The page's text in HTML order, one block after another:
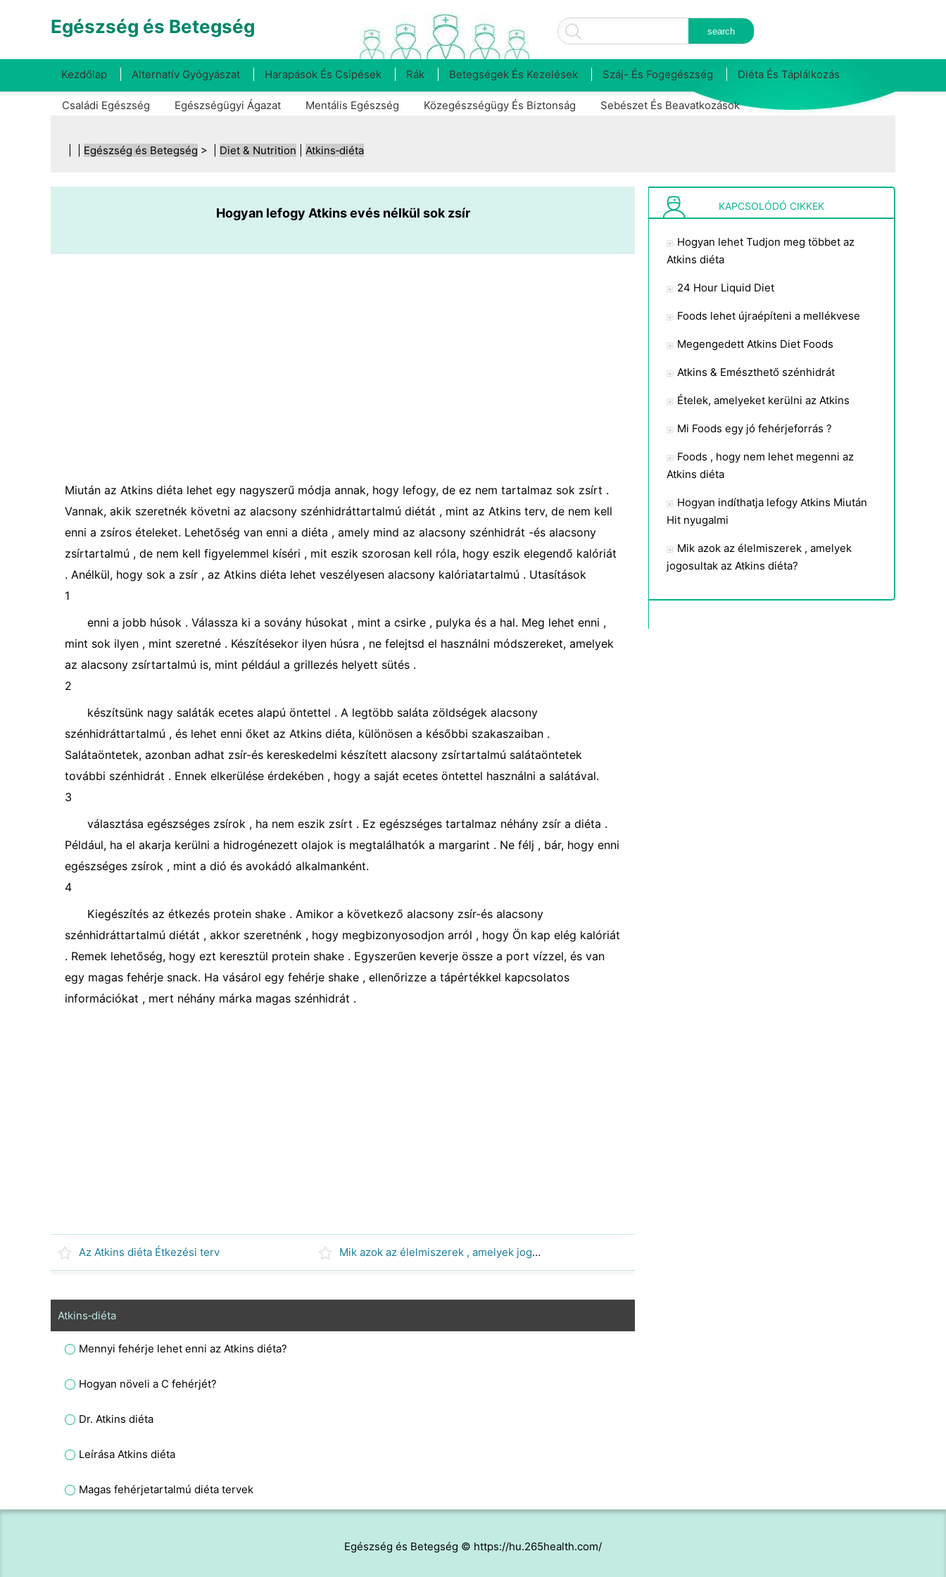
Egészség és Betegség
Kezdőlap Alternatív Gyógyászat Harapások És Csípések Rák Betegségek És Kezelések Száj- És Fogegészség Diéta És Táplálkozás
Családi Egészség Egészségügyi Ágazat Mentális Egészség Közegészségügy És Biztonság Sebészet És Beavatkozások
Egészség és Betegség > | Diet & Nutrition Atkins‑diéta
Hogyan lefogy Atkins evés nélkül sok zsír
Miután az Atkins diéta lehet egy nagyszerű módja annak, hogy lefogy, de ez nem tartalmaz sok zsírt .
Vannak, akik szeretnék követni az alacsony szénhidráttartalmú diétát , mint az Atkins terv, de nem kell
enni a zsíros ételeket. Lehetőség van enni a diéta , amely mind az alacsony szénhidrát -és alacsony
zsírtartalmú , de nem kell figyelemmel kíséri , mit eszik szorosan kell róla, hogy eszik elegendő kalóriát
. Anélkül, hogy sok a zsír , az Atkins diéta lehet veszélyesen alacsony kalóriatartalmú . Utasítások
1
enni a jobb húsok . Válassza ki a sovány húsokat , mint a csirke , pulyka és a hal. Meg lehet enni ,
mint sok ilyen , mint szeretné . Készítésekor ilyen húsra , ne felejtsd el használni módszereket, amelyek
az alacsony zsírtartalmú is, mint például a grillezés helyett sütés .
2
készítsünk nagy saláták ecetes alapú öntettel . A legtöbb saláta zöldségek alacsony
szénhidráttartalmú , és lehet enni őket az Atkins diéta, különösen a későbbi szakaszaiban .
Salátaöntetek, azonban adhat zsír-és kereskedelmi készített alacsony zsírtartalmú salátaöntetek
további szénhidrát . Ennek elkerülése érdekében , hogy a saját ecetes öntettel használni a salátával.
3
választása egészséges zsírok , ha nem eszik zsírt . Ez egészséges tartalmaz néhány zsír a diéta .
Például, ha el akarja kerülni a hidrogénezett olajok is megtalálhatók a margarint . Ne félj , bár, hogy enni
egészséges zsírok , mint a dió és avokádó alkalmanként.
4
Kiegészítés az étkezés protein shake . Amikor a következő alacsony zsír-és alacsony
szénhidráttartalmú diétát , akkor szeretnénk , hogy megbizonyosodjon arról , hogy Ön kap elég kalóriát
. Remek lehetőség, hogy ezt keresztül protein shake . Egyszerűen keverje össze a port vízzel, és van
egy magas fehérje snack. Ha vásárol egy fehérje shake , ellenőrizze a tápértékkel kapcsolatos
információkat , mert néhány márka magas szénhidrát .
Az Atkins diéta Étkezési terv Mik azok az élelmiszerek , amelyek jogosultak az Atkins diéta?
Atkins‑diéta
Mennyi fehérje lehet enni az Atkins diéta?
Hogyan növeli a C fehérjét?
Dr. Atkins diéta
Leírása Atkins diéta
Magas fehérjetartalmú diéta tervek
KAPCSOLÓDÓ CIKKEK
Hogyan lehet Tudjon meg többet az
Atkins diéta
24 Hour Liquid Diet
Foods lehet újraépíteni a mellékvese
Megengedett Atkins Diet Foods
Atkins & Emészthető szénhidrát
Ételek, amelyeket kerülni az Atkins
Mi Foods egy jó fehérjeforrás ?
Foods , hogy nem lehet megenni az
Atkins diéta
Hogyan indíthatja lefogy Atkins Miután
Hit nyugalmi
Mik azok az élelmiszerek , amelyek
jogosultak az Atkins diéta?
Egészség és Betegség © https://hu.265health.com/